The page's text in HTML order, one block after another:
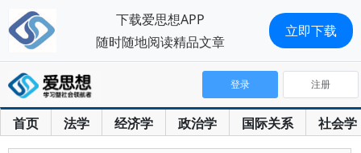
首页 法学 经济学 政治学 国际关系 社会学
登录 注册
下载爱思想APP
随时随地阅读精品文章
立即下载